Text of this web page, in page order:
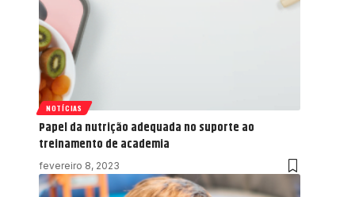
NOTÍCIAS
Papel da nutrição adequada no suporte ao
treinamento de academia
fevereiro 8, 2023